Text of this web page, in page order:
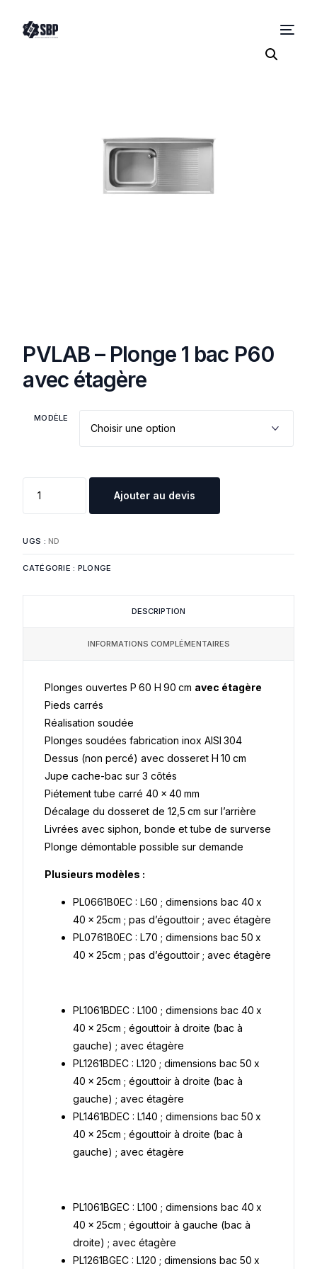
PVLAB – Plonge 1 bac P60
avec étagère
MODÈLE
Ajouter au devis
UGS :ND
CATÉGORIE : PLONGE
DESCRIPTION
INFORMATIONS COMPLÉMENTAIRES
Plonges ouvertes P 60 H 90 cm avec étagère
Pieds carrés
Réalisation soudée
Plonges soudées fabrication inox AISI 304
Dessus (non percé) avec dosseret H 10 cm
Jupe cache-bac sur 3 côtés
Piétement tube carré 40 x 40 mm
Décalage du dosseret de 12,5 cm sur l’arrière
Livrées avec siphon, bonde et tube de surverse
Plonge démontable possible sur demande
Plusieurs modèles :
PL0661B0EC : L60 ; dimensions bac 40 x
40 x 25cm ; pas d’égouttoir ; avec étagère
PL0761B0EC : L70 ; dimensions bac 50 x
40 x 25cm ; pas d’égouttoir ; avec étagère
PL1061BDEC : L100 ; dimensions bac 40 x
40 x 25cm ; égouttoir à droite (bac à
gauche) ; avec étagère
PL1261BDEC : L120 ; dimensions bac 50 x
40 x 25cm ; égouttoir à droite (bac à
gauche) ; avec étagère
PL1461BDEC : L140 ; dimensions bac 50 x
40 x 25cm ; égouttoir à droite (bac à
gauche) ; avec étagère
PL1061BGEC : L100 ; dimensions bac 40 x
40 x 25cm ; égouttoir à gauche (bac à
droite) ; avec étagère
PL1261BGEC : L120 ; dimensions bac 50 x